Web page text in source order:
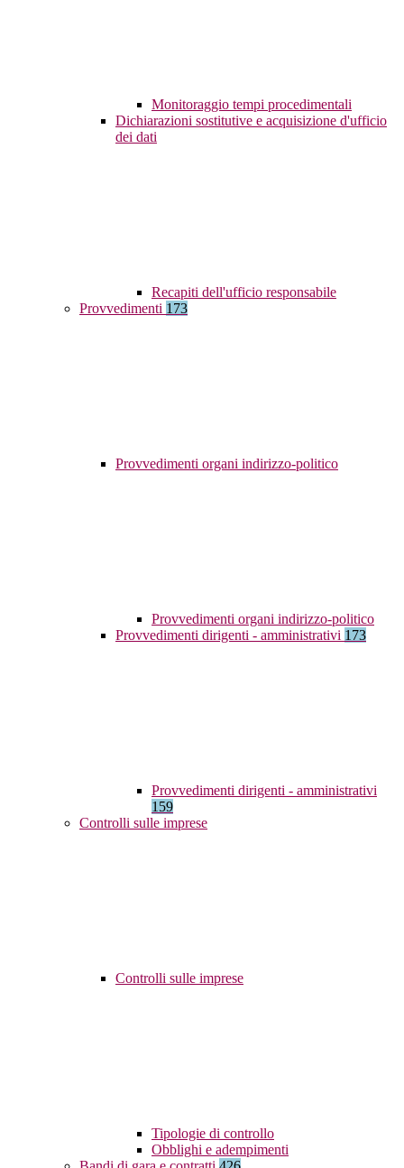
Monitoraggio tempi procedimentali
Dichiarazioni sostitutive e acquisizione d'ufficio
dei dati
Recapiti dell'ufficio responsabile
Provvedimenti 173
Provvedimenti organi indirizzo-politico
Provvedimenti organi indirizzo-politico
Provvedimenti dirigenti - amministrativi 173
Provvedimenti dirigenti - amministrativi
159
Controlli sulle imprese
Controlli sulle imprese
Tipologie di controllo
Obblighi e adempimenti